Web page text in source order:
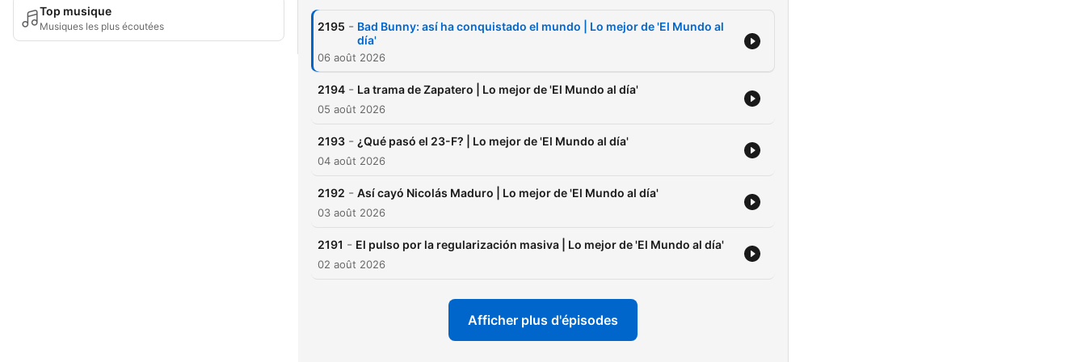
Top musique
Musiques les plus écoutées 2195 - Bad Bunny: así ha conquistado el mundo | Lo mejor de 'El Mundo al
día'
06 août 2026
2194 - La trama de Zapatero | Lo mejor de 'El Mundo al día'
05 août 2026
2193 - ¿Qué pasó el 23-F? | Lo mejor de 'El Mundo al día'
04 août 2026
2192 - Así cayó Nicolás Maduro | Lo mejor de 'El Mundo al día'
03 août 2026
2191 - El pulso por la regularización masiva | Lo mejor de 'El Mundo al día'
02 août 2026
Afficher plus d'épisodes